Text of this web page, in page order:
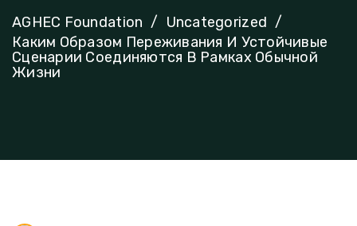
AGHEC Foundation
Uncategorized
Каким Образом Переживания И Устойчивые
Сценарии Соединяются В Рамках Обычной
Жизни